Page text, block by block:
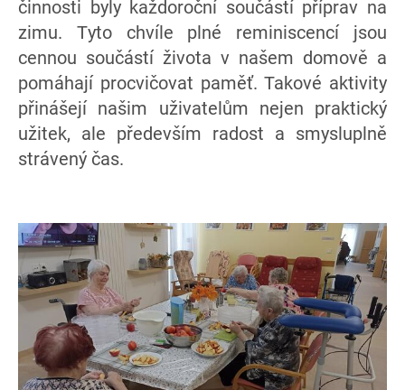
činnosti byly každoroční součástí příprav na
zimu. Tyto chvíle plné reminiscencí jsou
cennou součástí života v našem domově a
pomáhají procvičovat paměť. Takové aktivity
přinášejí našim uživatelům nejen praktický
užitek, ale především radost a smysluplně
strávený čas.